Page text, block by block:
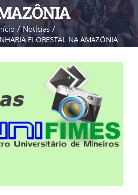
Notícias
FLORESTAL NA AMAZÔNIA